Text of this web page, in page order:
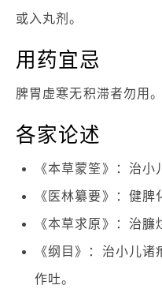
或入丸剂。
用药宜忌
脾胃虚寒无积滞者勿用
各家论述
《本草蒙筌》：治小
《医林纂要》：健脾
《本草求原》：治臁
《纲目》：治小儿
作吐。